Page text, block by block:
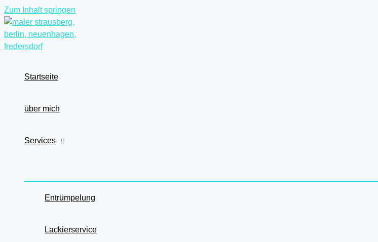
Zum Inhalt springen
Startseite
über mich
Services
Entrümpelung
Lackierservice